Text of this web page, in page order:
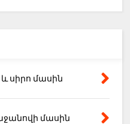
և սիրո մասին
մասին